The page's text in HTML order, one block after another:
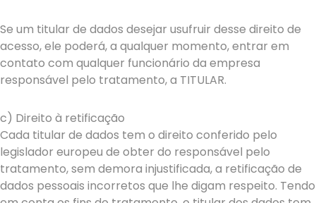
Se um titular de dados desejar usufruir desse direito de
acesso, ele poderá, a qualquer momento, entrar em
contato com qualquer funcionário da empresa
responsável pelo tratamento, a TITULAR.
c) Direito à retificação
Cada titular de dados tem o direito conferido pelo
legislador europeu de obter do responsável pelo
tratamento, sem demora injustificada, a retificação de
dados pessoais incorretos que lhe digam respeito. Tendo